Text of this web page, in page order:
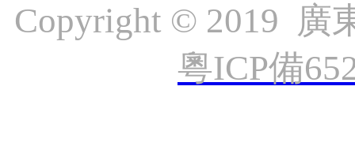
Copyright © 2019
粵ICP備